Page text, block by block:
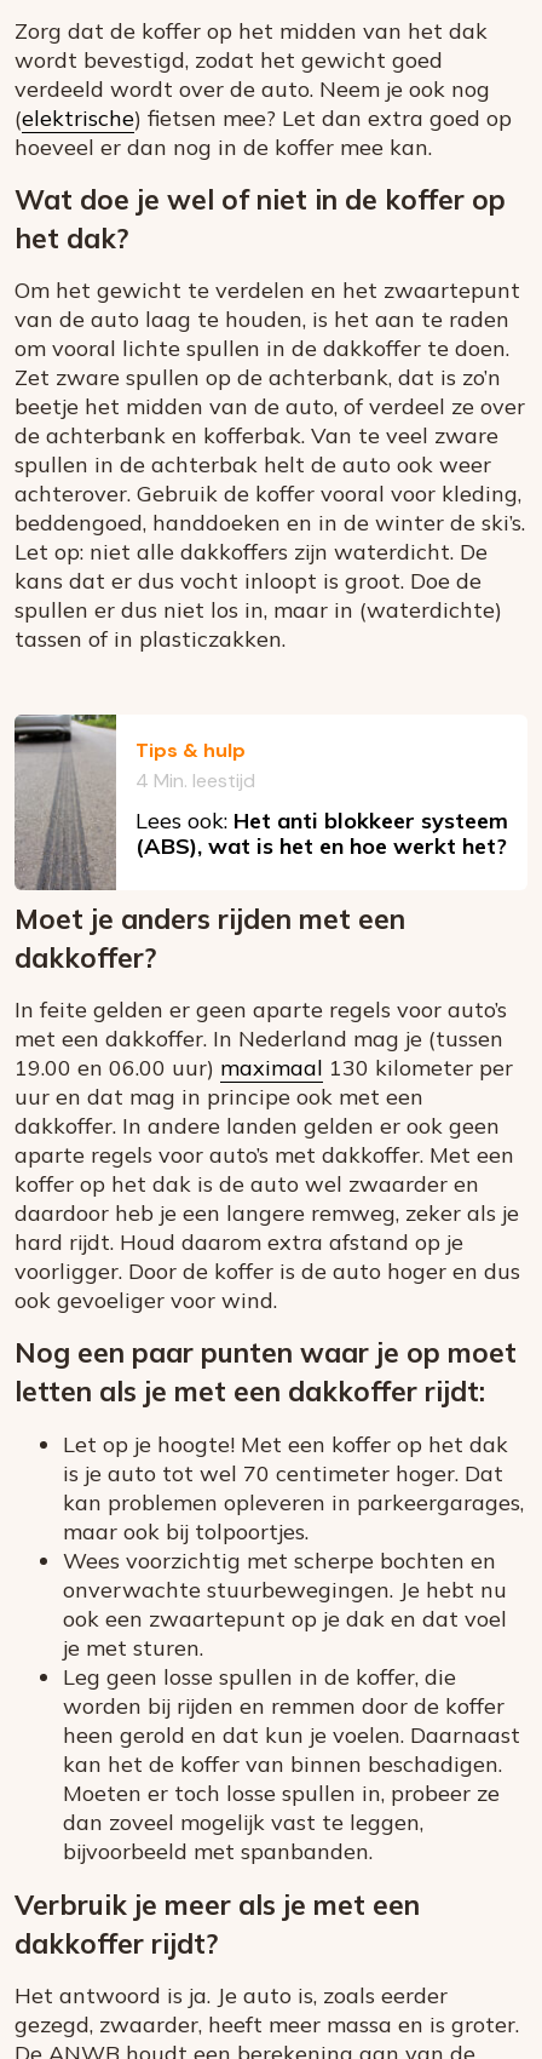
Zorg dat de koffer op het midden van het dak
wordt bevestigd, zodat het gewicht goed
verdeeld wordt over de auto. Neem je ook nog
(elektrische) fietsen mee? Let dan extra goed op
hoeveel er dan nog in de koffer mee kan.
Wat doe je wel of niet in de koffer op
het dak?
Om het gewicht te verdelen en het zwaartepunt
van de auto laag te houden, is het aan te raden
om vooral lichte spullen in de dakkoffer te doen.
Zet zware spullen op de achterbank, dat is zo’n
beetje het midden van de auto, of verdeel ze over
de achterbank en kofferbak. Van te veel zware
spullen in de achterbak helt de auto ook weer
achterover. Gebruik de koffer vooral voor kleding,
beddengoed, handdoeken en in de winter de ski’s.
Let op: niet alle dakkoffers zijn waterdicht. De
kans dat er dus vocht inloopt is groot. Doe de
spullen er dus niet los in, maar in (waterdichte)
tassen of in plasticzakken.
Tips & hulp
4 Min. leestijd
Lees ook: Het anti blokkeer systeem
(ABS), wat is het en hoe werkt het?
Moet je anders rijden met een
dakkoffer?
In feite gelden er geen aparte regels voor auto’s
met een dakkoffer. In Nederland mag je (tussen
19.00 en 06.00 uur) maximaal 130 kilometer per
uur en dat mag in principe ook met een
dakkoffer. In andere landen gelden er ook geen
aparte regels voor auto’s met dakkoffer. Met een
koffer op het dak is de auto wel zwaarder en
daardoor heb je een langere remweg, zeker als je
hard rijdt. Houd daarom extra afstand op je
voorligger. Door de koffer is de auto hoger en dus
ook gevoeliger voor wind.
Nog een paar punten waar je op moet
letten als je met een dakkoffer rijdt:
Let op je hoogte! Met een koffer op het dak
is je auto tot wel 70 centimeter hoger. Dat
kan problemen opleveren in parkeergarages,
maar ook bij tolpoortjes.
Wees voorzichtig met scherpe bochten en
onverwachte stuurbewegingen. Je hebt nu
ook een zwaartepunt op je dak en dat voel
je met sturen.
Leg geen losse spullen in de koffer, die
worden bij rijden en remmen door de koffer
heen gerold en dat kun je voelen. Daarnaast
kan het de koffer van binnen beschadigen.
Moeten er toch losse spullen in, probeer ze
dan zoveel mogelijk vast te leggen,
bijvoorbeeld met spanbanden.
Verbruik je meer als je met een
dakkoffer rijdt?
Het antwoord is ja. Je auto is, zoals eerder
gezegd, zwaarder, heeft meer massa en is groter.